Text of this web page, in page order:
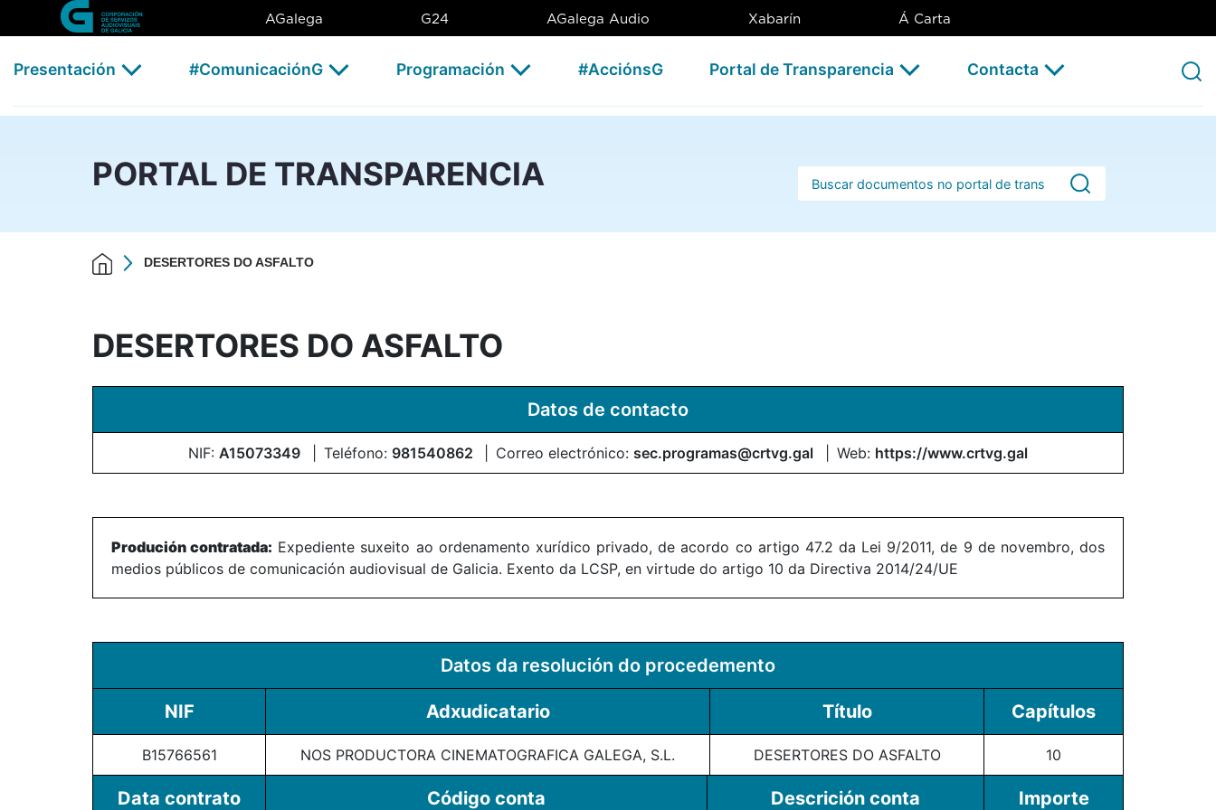
Skip to Main Content
DESERTORES DO ASFALTO - CSAG
AGalega G24 AGalega Audio Xabarín Á Carta
Presentación #ComunicaciónG Programación #AcciónsG Portal de Transparencia Contacta
PORTAL DE TRANSPARENCIA Barra de busca
DESERTORES DO ASFALTO
DESERTORES DO ASFALTO
Datos de contacto
NIF: A15073349 Teléfono: 981540862 Correo electrónico: sec.programas@crtvg.gal Web: https://www.crtvg.gal
Produción contratada: Expediente suxeito ao ordenamento xurídico privado, de acordo co artigo 47.2 da Lei 9/2011, de 9 de novembro, dos
medios públicos de comunicación audiovisual de Galicia. Exento da LCSP, en virtude do artigo 10 da Directiva 2014/24/UE
Datos da resolución do procedemento
NIF Adxudicatario Título Capítulos
B15766561 NOS PRODUCTORA CINEMATOGRAFICA GALEGA, S.L. DESERTORES DO ASFALTO 10
Data contrato Código conta Descrición conta Importe